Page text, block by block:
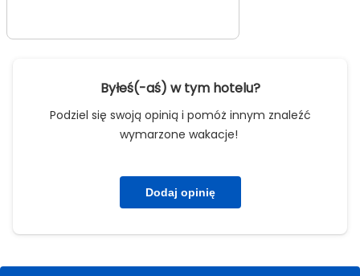
Byłeś(-aś) w tym hotelu?
Podziel się swoją opinią i pomóż innym znaleźć
wymarzone wakacje!
Dodaj opinię